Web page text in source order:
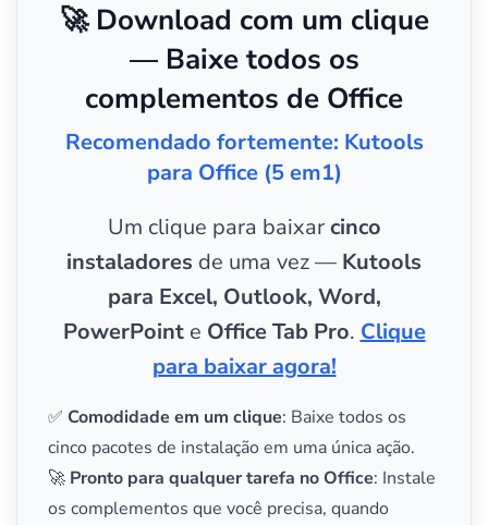
🚀 Download com um clique
— Baixe todos os
complementos de Office
Recomendado fortemente: Kutools
para Office (5 em1)
Um clique para baixarcinco
instaladores de uma vez — Kutools
para Excel, Outlook, Word,
PowerPointe Office Tab Pro. Clique
para baixar agora!
✅ Comodidade em um clique: Baixe todos os
cinco pacotes de instalação em uma única ação.
🚀 Pronto para qualquer tarefa no Office: Instale
os complementos que você precisa, quando